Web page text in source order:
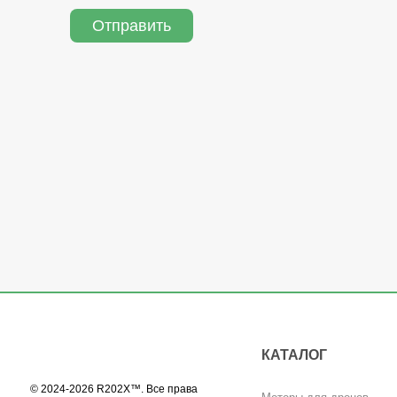
Отправить
© 2024-2026 R202X™. Все права
КАТАЛОГ